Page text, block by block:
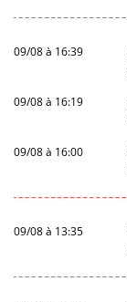
09/08 à 16:39
09/08 à 16:19
09/08 à 16:00
09/08 à 13:35